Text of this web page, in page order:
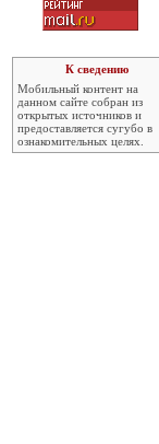
К сведению
Мобильный контент на
данном сайте собран из
открытых источников и
предоставляется сугубо в
ознакомительных целях.